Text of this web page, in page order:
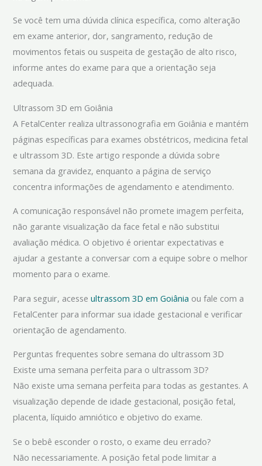
Se você tem uma dúvida clínica específica, como alteração
em exame anterior, dor, sangramento, redução de
movimentos fetais ou suspeita de gestação de alto risco,
informe antes do exame para que a orientação seja
adequada.
Ultrassom 3D em Goiânia
A FetalCenter realiza ultrassonografia em Goiânia e mantém
páginas específicas para exames obstétricos, medicina fetal
e ultrassom 3D. Este artigo responde a dúvida sobre
semana da gravidez, enquanto a página de serviço
concentra informações de agendamento e atendimento.
A comunicação responsável não promete imagem perfeita,
não garante visualização da face fetal e não substitui
avaliação médica. O objetivo é orientar expectativas e
ajudar a gestante a conversar com a equipe sobre o melhor
momento para o exame.
Para seguir, acesseultrassom 3D em Goiânia ou fale com a
FetalCenter para informar sua idade gestacional e verificar
orientação de agendamento.
Perguntas frequentes sobre semana do ultrassom 3D
Existe uma semana perfeita para o ultrassom 3D?
Não existe uma semana perfeita para todas as gestantes. A
visualização depende de idade gestacional, posição fetal,
placenta, líquido amniótico e objetivo do exame.
Se o bebê esconder o rosto, o exame deu errado?
Não necessariamente. A posição fetal pode limitar a